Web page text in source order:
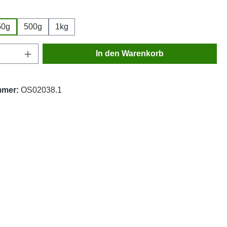
500g 1kg
Anzahl: Gib den gewünschten Wert ein
In den Warenkorb
OS02038.1